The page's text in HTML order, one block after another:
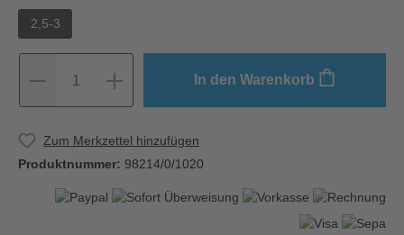
2,5-3
1 In den Warenkorb
Zum Merkzettel hinzufügen
Produktnummer: 98214/0/1020